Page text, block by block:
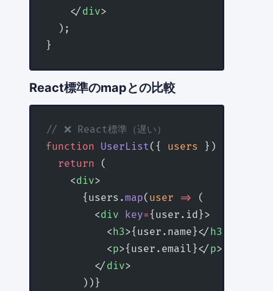
    </
div>
  );
}
React標準のmapとの比較
// ❌ React標準（遅い）
function UserList({ users }) {
  return
(
    <
div>
      {users.
map( user => (
        <
div key= {user.id}>
          <
h3>{user.name}</ h3
          <
p>{user.email}</ p>
        </
div>
      ))}